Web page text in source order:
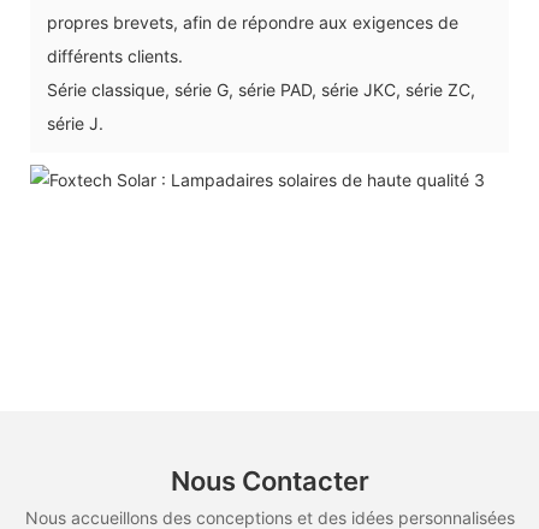
propres brevets, afin de répondre aux exigences de
différents clients.
Série classique, série G, série PAD, série JKC, série ZC,
série J.
Nous Contacter
Nous accueillons des conceptions et des idées personnalisées